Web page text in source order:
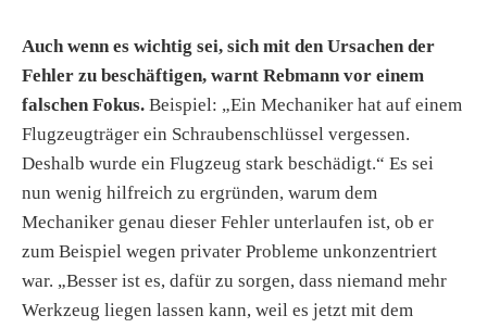
Auch wenn es wichtig sei, sich mit den Ursachen der
Fehler zu beschäftigen, warnt Rebmann vor einem
falschen Fokus. Beispiel: „Ein Mechaniker hat auf einem
Flugzeugträger ein Schraubenschlüssel vergessen.
Deshalb wurde ein Flugzeug stark beschädigt.“ Es sei
nun wenig hilfreich zu ergründen, warum dem
Mechaniker genau dieser Fehler unterlaufen ist, ob er
zum Beispiel wegen privater Probleme unkonzentriert
war. „Besser ist es, dafür zu sorgen, dass niemand mehr
Werkzeug liegen lassen kann, weil es jetzt mit dem